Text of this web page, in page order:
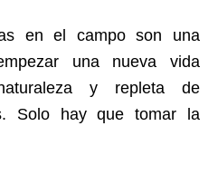
en el campo son una
una nueva vida
y repleta de
Solo hay que tomar la